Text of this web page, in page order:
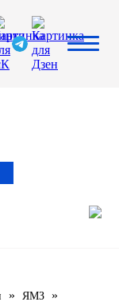
» ЯМЗ »